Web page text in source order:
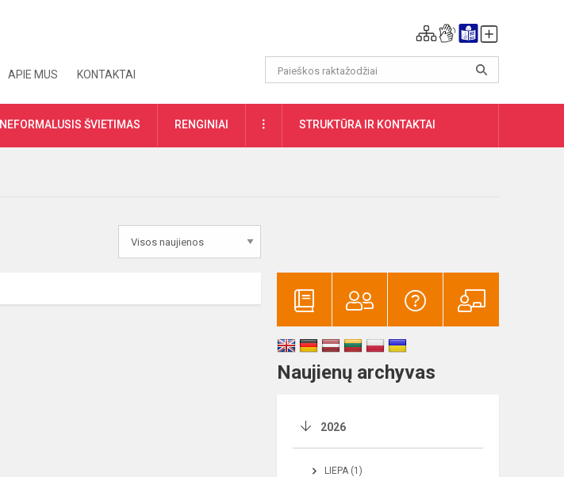
APIE MUS KONTAKTAI
NEFORMALUSIS ŠVIETIMAS RENGINIAI DAUGIAUSTRUKTŪRA IR KONTAKTAI
Naujienų archyvas
2026
LIEPA (1)